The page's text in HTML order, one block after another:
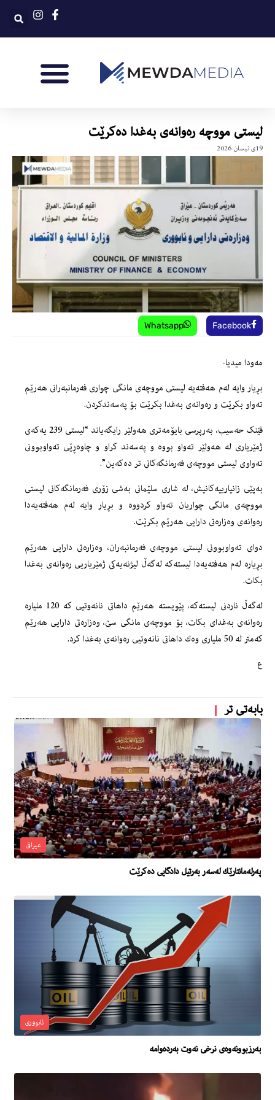
لیستى مووچه‌ ره‌وانه‌ى به‌غدا ده‌كرێت
19ی نیسان 2026
Facebook
Whatsapp
مه‌ودا میدیا-
بڕیار وایه‌ له‌م هه‌فته‌یه‌ لیستى مووچه‌ى مانگى چوارى فه‌رمانبه‌رانى هه‌رێم
ته‌واو بكرێت و ره‌وانه‌ى به‌غدا بكرێت بۆ په‌سه‌ندكردن.
فێنک حەسیب، بەرپرسی بایۆمەتری هەولێر رایگەیاند “لیستی 239 یەکەی
ژمێریاری لە هەولێر تەواو بووە و پەسەند کراو و چاوه‌ڕێى ته‌واوبوونى
ته‌واوى لیستی مووچه‌ى فه‌رمانگه‌كانى تر ده‌كه‌ین”.
به‌پێى زانیارییه‌كانیش، له‌ شارى سلێمانى به‌شی زۆرى فه‌رمانگه‌كانى لیستى
مووچه‌ى مانگى چواریان ته‌واو كردووه‌ و بڕیار وایه‌ له‌م هه‌فته‌یه‌دا
ره‌وانه‌ى وه‌زاره‌تى دارایی هه‌رێم بكرێت.
دواى ته‌واوبوونى لیستى مووچه‌ى فه‌رمانبه‌ران، وه‌زاره‌تى دارایی هه‌رێم
بڕیاره‌ له‌م هه‌فته‌یه‌دا لیسته‌كه‌ له‌گه‌ڵ لیژنه‌یه‌كى ژمێریاریی ره‌وانه‌ى به‌غدا
بكات.
له‌گه‌ڵ ناردنى لیسته‌كه‌، پێویسته‌ هه‌رێم داهاتى نانه‌وتیی كه‌ 120 ملیاره‌
ره‌وانه‌ى به‌غداى بكات، بۆ مووچه‌ى مانگى سێ، وه‌زاره‌تى دارایی هه‌رێم
كه‌متر له‌ 50 ملیارى وه‌ك داهاتى نانه‌وتیی ره‌وانه‌ى به‌غدا كرد.
ع
بابەتی تر
عیراق
په‌رله‌مانتارێك له‌سه‌ر به‌رتیل دادگایی ده‌كرێت
ئابووری
بەرزبوونەوەی نرخی نەوت بەردەوامە